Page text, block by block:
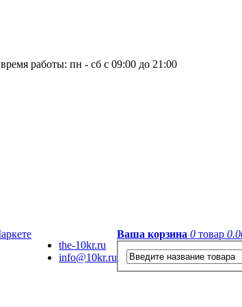
время работы: пн - сб с 09:00 до 21:00
the-10kr.ru
info@10kr.ru
Ваша корзина 0 товар